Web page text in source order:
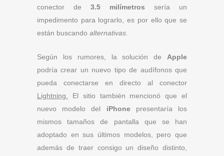
conector de 3.5 milímetros sería un
impedimento para lograrlo, es por ello que se
están buscando alternativas.
Según los rumores, la solución de Apple
podría crear un nuevo tipo de audífonos que
pueda conectarse en directo al conector
Lightning.
El sitio también mencionó que el
nuevo modelo del iPhonepresentaría los
mismos tamaños de pantalla que se han
adoptado en sus últimos modelos, pero que
además de traer consigo un diseño distinto,